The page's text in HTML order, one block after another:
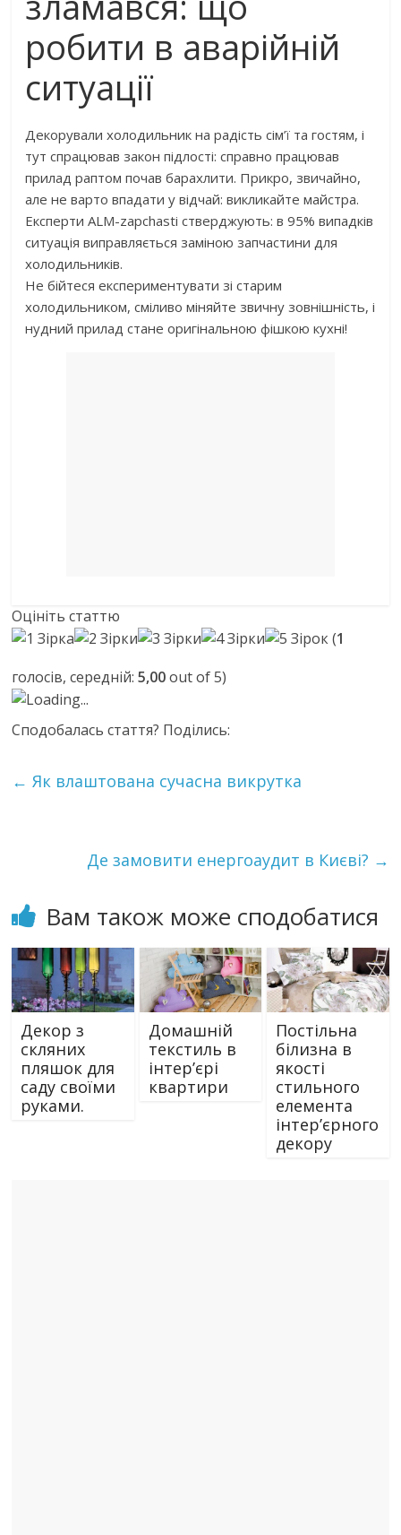
робити в аварійній
ситуації
Декорували холодильник на радість сім’ї та гостям, і
тут спрацював закон підлості: справно працював
прилад раптом почав барахлити. Прикро, звичайно,
але не варто впадати у відчай: викликайте майстра.
Експерти ALM-zapchasti стверджують: в 95% випадків
ситуація виправляється заміною запчастини для
холодильників.
Не бійтеся експериментувати зі старим
холодильником, сміливо міняйте звичну зовнішність, і
нудний прилад стане оригінальною фішкою кухні!
Оцініть статтю
(1
голосів, середній:5,00out of 5)
Loading...
Сподобалась стаття? Поділись:
← Як влаштована сучасна викрутка
Де замовити енергоаудит в Києві? →
Вам також може сподобатися
Декор з
скляних
пляшок для
саду своїми
руками.
Домашній
текстиль в
інтер’єрі
квартири
Постільна
білизна в
якості
стильного
елемента
інтер’єрного
декору